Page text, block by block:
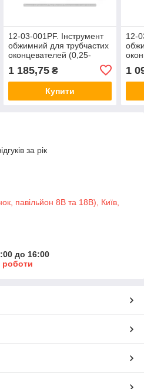
12-03-001PF. Інструмент
обжимний для трубчастих
оконцевателей (0,25-
1 185,75₴
Купити
12-
1
за рік
павільйон 8В та 18В), Київ,
до 16:00
роботи